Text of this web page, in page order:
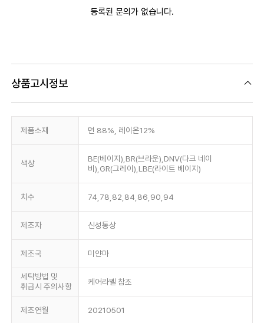
등록된 문의가 없습니다.
상품고시정보
제품소재 면 88%, 레이온12%
색상
BE(베이지),BR(브라운),DNV(다크 네이
비),GR(그레이),LBE(라이트 베이지)
치수 74,78,82,84,86,90,94
제조자 신성통상
제조국 미얀마
세탁방법 및
취급시 주의사항
케어라벨 참조
제조연월 20210501